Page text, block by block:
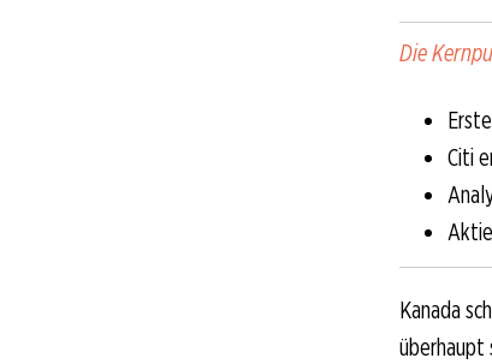
Die
Citi
Kanada
überhaupt